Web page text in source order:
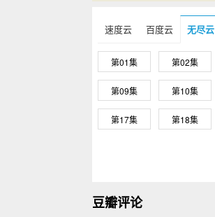
速度云 百度云 无尽云
第01集 第02集
第09集 第10集
第17集 第18集
豆瓣评论